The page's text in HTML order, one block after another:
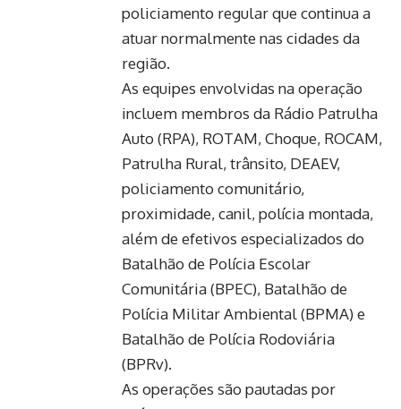
policiamento regular que continua a
atuar normalmente nas cidades da
região.
As equipes envolvidas na operação
incluem membros da Rádio Patrulha
Auto (RPA), ROTAM, Choque, ROCAM,
Patrulha Rural, trânsito, DEAEV,
policiamento comunitário,
proximidade, canil, polícia montada,
além de efetivos especializados do
Batalhão de Polícia Escolar
Comunitária (BPEC), Batalhão de
Polícia Militar Ambiental (BPMA) e
Batalhão de Polícia Rodoviária
(BPRv).
As operações são pautadas por